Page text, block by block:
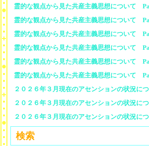
霊的な観点から見た共産主義思想について
霊的な観点から見た共産主義思想について
霊的な観点から見た共産主義思想について
霊的な観点から見た共産主義思想について
霊的な観点から見た共産主義思想について
霊的な観点から見た共産主義思想について
２０２６年３月現在のアセンションの状況に
２０２６年３月現在のアセンションの状況に
２０２６年３月現在のアセンションの状況に
検索